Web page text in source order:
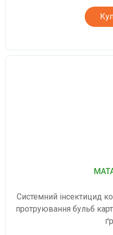
Системний інсектицид
протруювання бульб